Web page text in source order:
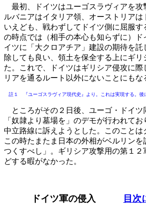
最初、ドイツはユーゴスラヴィアを攻
ルバニアはイタリア領、オーストリア
いえども、戦わずしてドイツ側に屈服
の時点では（相手の本心も知らずに）
イツに「大クロアチア」建設の期待を託
除しても良い、領土を保全する上にギ
た。これで、ドイツはギリシア侵攻に
リアを通るルート以外にないことにもな
註１ 『ユーゴスラヴィア現代史』より。これは実現する。後
ところがその２日後、ユーゴ・ドイツ
「奴隷より墓場を」のデモが行われて
中立路線に訴えようとした。このこと
この時たまたま日本の外相がベルリン
つくすべし」。ギリシア攻撃用の第１
どする暇がなかった。
ドイツ軍の侵入 目次